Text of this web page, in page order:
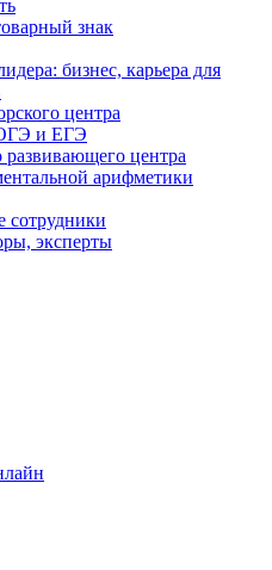
знак
бизнес, карьера для
центра
и ЕГЭ
центра
арифметики
сотрудники
эксперты